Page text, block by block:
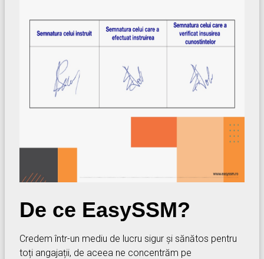
De ce EasySSM?
Credem într-un mediu de lucru sigur și sănătos pentru
toți angajații, de aceea ne concentrăm pe